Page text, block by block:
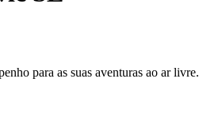
para as suas aventuras ao ar livre.